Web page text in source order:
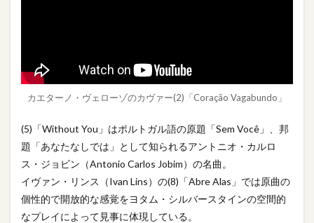
カエターノ・ヴェローゾのカヴァー(2)「Coração Vagabundo」
(5)「Without You」はポルトガル語の原題「Sem Você」、邦
題「あなたなしでは」として知られるアントニオ・カルロ
ス・ジョビン（Antonio Carlos Jobim）の名曲。
イヴァン・リンス（Ivan Lins）の(8)「Abre Alas」では原曲の
個性的で開放的な感覚をヨタム・シルバースタインの空間的
なプレイによって見事に体現している。